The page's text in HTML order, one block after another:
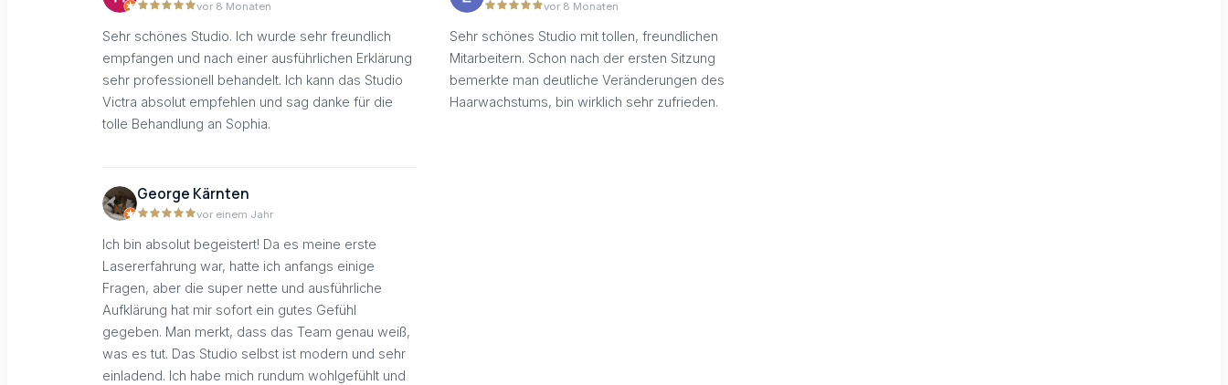
vor 8 Monaten
Sehr schönes Studio. Ich wurde sehr freundlich
empfangen und nach einer ausführlichen Erklärung
sehr professionell behandelt. Ich kann das Studio
Victra absolut empfehlen und sag danke für die
tolle Behandlung an Sophia.
vor 8 Monaten
Sehr schönes Studio mit tollen, freundlichen
Mitarbeitern. Schon nach der ersten Sitzung
bemerkte man deutliche Veränderungen des
Haarwachstums, bin wirklich sehr zufrieden.
George Kärnten
vor einem Jahr
Ich bin absolut begeistert! Da es meine erste
Lasererfahrung war, hatte ich anfangs einige
Fragen, aber die super nette und ausführliche
Aufklärung hat mir sofort ein gutes Gefühl
gegeben. Man merkt, dass das Team genau weiß,
was es tut. Das Studio selbst ist modern und sehr
einladend. Ich habe mich rundum wohlgefühlt und